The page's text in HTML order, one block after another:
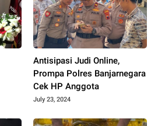
Antisipasi Judi Online,
Prompa Polres Banjarnegara
Cek HP Anggota
July 23, 2024